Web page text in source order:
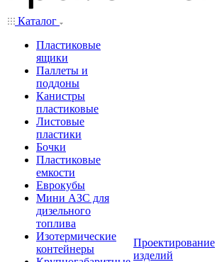
Каталог
Пластиковые
ящики
Паллеты и
поддоны
Канистры
пластиковые
Листовые
пластики
Бочки
Пластиковые
емкости
Еврокубы
Мини АЗС для
дизельного
топлива
Изотермические
контейнеры
Проектирование
изделий